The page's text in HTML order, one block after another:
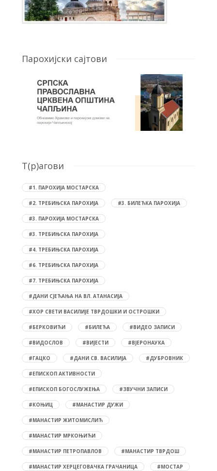
Парохијски сајтови
T(р)агови
#1. ПАРОХИЈА МОСТАРСКА
#2. ТРЕБИЊСКА ПАРОХИЈА #3. БИЛЕЋКА ПАРОХИЈА
#3. ПАРОХИЈА МОСТАРСКА
#3. ТРЕБИЊСКА ПАРОХИЈА
#4. ТРЕБИЊСКА ПАРОХИЈА
#6. ТРЕБИЊСКА ПАРОХИЈА
#7. ТРЕБИЊСКА ПАРОХИЈА
#ДАНИ СЈЕЋАЊА НА ВЛ. АТАНАСИЈА
#ХОР СВЕТИ ВАСИЛИЈЕ ТВРДОШКИ И ОСТРОШКИ
#БЕРКОВИЋИ #БИЛЕЋА #ВИДЕО ЗАПИСИ
#ВИДОСЛОВ #ВИЈЕСТИ #ВЈЕРОНАУКА
#ГАЦКО #ДАНИ СВ. ВАСИЛИЈА #ДУБРОВНИК
#ЕПИСКОП АКТИВНОСТИ
#ЕПИСКОП БОГОСЛУЖЕЊА #ЗВУЧНИ ЗАПИСИ
#КОЊИЦ #МАНАСТИР ДУЖИ
#МАНАСТИР ЖИТОМИСЛИЋ
#МАНАСТИР МРКОЊИЋИ
#МАНАСТИР ПЕТРОПАВЛОВ #МАНАСТИР ТВРДОШ
#МАНАСТИР ХЕРЦЕГОВАЧКА ГРАЧАНИЦА #МОСТАР